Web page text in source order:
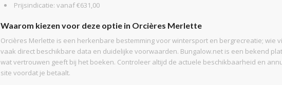
Prijsindicatie: vanaf €631,00
Waarom kiezen voor deze optie in Orcières Merlette
Orcières Merlette is een herkenbare bestemming voor wintersport en bergrecreatie; wie
vaak direct beschikbare data en duidelijke voorwaarden. Bungalow.net is een bekend
wat vertrouwen geeft bij het boeken. Controleer altijd de actuele beschikbaarheid en
site voordat je betaalt.